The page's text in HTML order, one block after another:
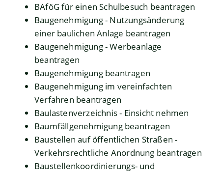
BAföG für einen Schulbesuch beantragen
Baugenehmigung - Nutzungsänderung
einer baulichen Anlage beantragen
Baugenehmigung - Werbeanlage
beantragen
Baugenehmigung beantragen
Baugenehmigung im vereinfachten
Verfahren beantragen
Baulastenverzeichnis - Einsicht nehmen
Baumfällgenehmigung beantragen
Baustellen auf öffentlichen Straßen -
Verkehrsrechtliche Anordnung beantragen
Baustellenkoordinierungs- und